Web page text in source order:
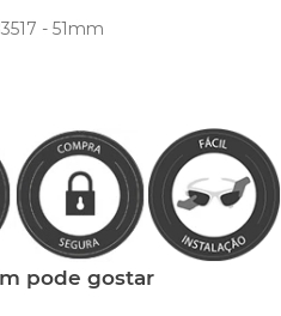
- 51mm
pode gostar